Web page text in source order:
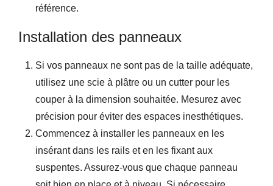
référence.
Installation des panneaux
Si vos panneaux ne sont pas de la taille adéquate,
utilisez une scie à plâtre ou un cutter pour les
couper à la dimension souhaitée. Mesurez avec
précision pour éviter des espaces inesthétiques.
Commencez à installer les panneaux en les
insérant dans les rails et en les fixant aux
suspentes. Assurez-vous que chaque panneau